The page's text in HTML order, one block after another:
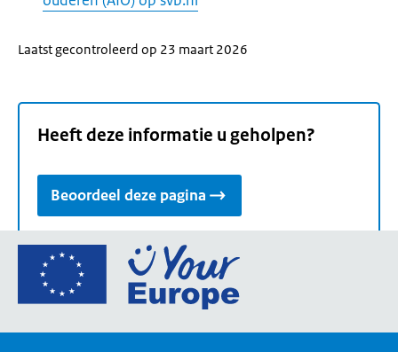
Laatst gecontroleerd op 23 maart 2026
Heeft deze informatie u geholpen?
Beoordeel deze pagina
Ga
de